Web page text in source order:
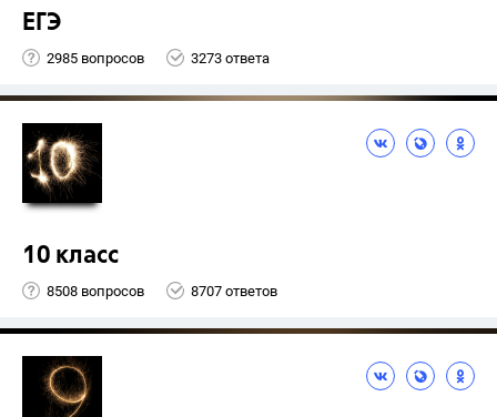
ЕГЭ
2985 вопросов 3273 ответа
10 класс
8508 вопросов 8707 ответов